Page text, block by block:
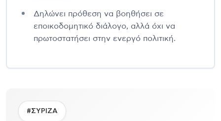
Δηλώνει πρόθεση να βοηθήσει σε
εποικοδομητικό διάλογο, αλλά όχι να
πρωτοστατήσει στην ενεργό πολιτική.
#ΣΥΡΙΖΑ